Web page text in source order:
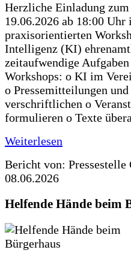
Herzliche Einladung
19.06.2026 ab 18:00
praxisorientierten
Intelligenz (KI)
zeitaufwendige
Workshops: o KI im
o Pressemitteilungen
verschriftlichen o
formulieren o Texte
Weiterlesen
Bericht von:
08.06.2026
Helfende Hände beim